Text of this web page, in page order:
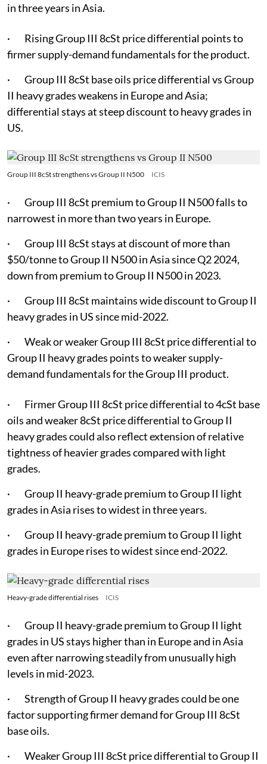
in three years in Asia.
· Rising Group III 8cSt price differential points to
firmer supply-demand fundamentals for the product.
· Group III 8cSt base oils price differential vs Group
II heavy grades weakens in Europe and Asia;
differential stays at steep discount to heavy grades in
US.
Group III 8cSt strengthens vs Group II N500 ICIS
· Group III 8cSt premium to Group II N500 falls to
narrowest in more than two years in Europe.
· Group III 8cSt stays at discount of more than
$50/tonne to Group II N500 in Asia since Q2 2024,
down from premium to Group II N500 in 2023.
· Group III 8cSt maintains wide discount to Group II
heavy grades in US since mid-2022.
· Weak or weaker Group III 8cSt price differential to
Group II heavy grades points to weaker supply-
demand fundamentals for the Group III product.
· Firmer Group III 8cSt price differential to 4cSt base
oils and weaker 8cSt price differential to Group II
heavy grades could also reflect extension of relative
tightness of heavier grades compared with light
grades.
· Group II heavy-grade premium to Group II light
grades in Asia rises to widest in three years.
· Group II heavy-grade premium to Group II light
grades in Europe rises to widest since end-2022.
Heavy-grade differential rises ICIS
· Group II heavy-grade premium to Group II light
grades in US stays higher than in Europe and in Asia
even after narrowing steadily from unusually high
levels in mid-2023.
· Strength of Group II heavy grades could be one
factor supporting firmer demand for Group III 8cSt
base oils.
· Weaker Group III 8cSt price differential to Group II